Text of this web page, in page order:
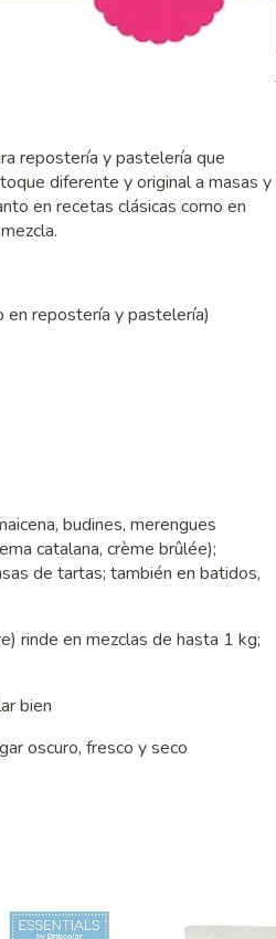
repostería y pastelería que
diferente y original a masas y
en recetas clásicas como en
en repostería y pastelería)
budines, merengues
catalana, crème brûlée);
de tartas; también en batidos,
rinde en mezclas de hasta 1 kg;
bien
oscuro, fresco y seco